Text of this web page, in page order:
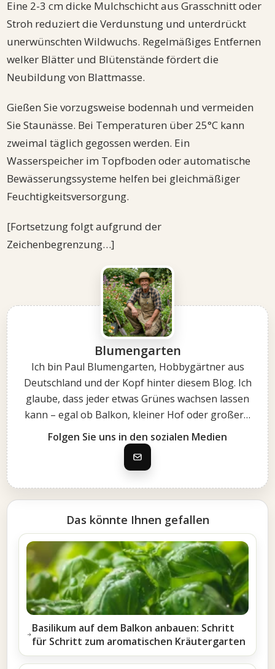
Eine 2-3 cm dicke Mulchschicht aus Grasschnitt oder
Stroh reduziert die Verdunstung und unterdrückt
unerwünschten Wildwuchs. Regelmäßiges Entfernen
welker Blätter und Blütenstände fördert die
Neubildung von Blattmasse.
Gießen Sie vorzugsweise bodennah und vermeiden
Sie Staunässe. Bei Temperaturen über 25°C kann
zweimal täglich gegossen werden. Ein
Wasserspeicher im Topfboden oder automatische
Bewässerungssysteme helfen bei gleichmäßiger
Feuchtigkeitsversorgung.
[Fortsetzung folgt aufgrund der
Zeichenbegrenzung…]
Blumengarten
Ich bin Paul Blumengarten, Hobbygärtner aus
Deutschland und der Kopf hinter diesem Blog. Ich
glaube, dass jeder etwas Grünes wachsen lassen
kann – egal ob Balkon, kleiner Hof oder großer…
Folgen Sie uns in den sozialen Medien
Das könnte Ihnen gefallen
Basilikum auf dem Balkon anbauen: Schritt
für Schritt zum aromatischen Kräutergarten